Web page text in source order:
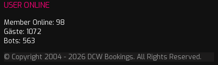
USER ONLINE
Member Online: 98
Gäste: 1072
Bots: 563
© Copyright 2004 - 2026 DCW Bookings. All Rights Reserved.